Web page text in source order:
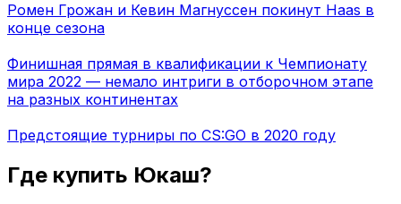
Ромен Грожан и Кевин Магнуссен покинут Haas в
конце сезона
Финишная прямая в квалификации к Чемпионату
мира 2022 — немало интриги в отборочном этапе
на разных континентах
Предстоящие турниры по CS:GO в 2020 году
Где купить Юкаш?